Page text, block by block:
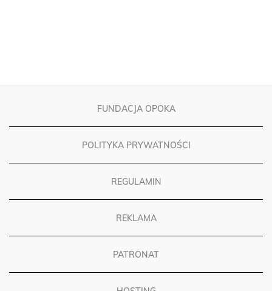
FUNDACJA OPOKA
POLITYKA PRYWATNOŚCI
REGULAMIN
REKLAMA
PATRONAT